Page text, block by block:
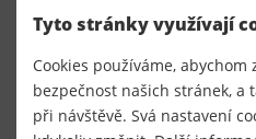
bal.
310 světle šedá
Tyto stránky využívají
Cookies používáme,
bezpečnost našich stránek, a
při návštěvě. Svá nastavení